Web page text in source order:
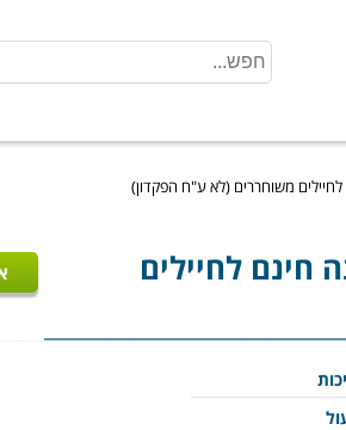
משוחררים (לא ע"ח הפקדון)
חינם לחיילים